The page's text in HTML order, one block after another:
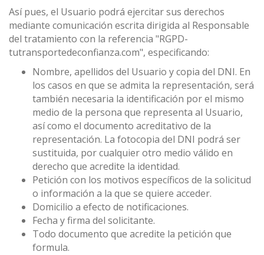
Así pues, el Usuario podrá ejercitar sus derechos
mediante comunicación escrita dirigida al Responsable
del tratamiento con la referencia "RGPD-
tutransportedeconfianza.com", especificando:
Nombre, apellidos del Usuario y copia del DNI. En
los casos en que se admita la representación, será
también necesaria la identificación por el mismo
medio de la persona que representa al Usuario,
así como el documento acreditativo de la
representación. La fotocopia del DNI podrá ser
sustituida, por cualquier otro medio válido en
derecho que acredite la identidad.
Petición con los motivos específicos de la solicitud
o información a la que se quiere acceder.
Domicilio a efecto de notificaciones.
Fecha y firma del solicitante.
Todo documento que acredite la petición que
formula.